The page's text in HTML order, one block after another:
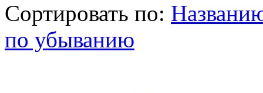
Сортировать по:
по убыванию